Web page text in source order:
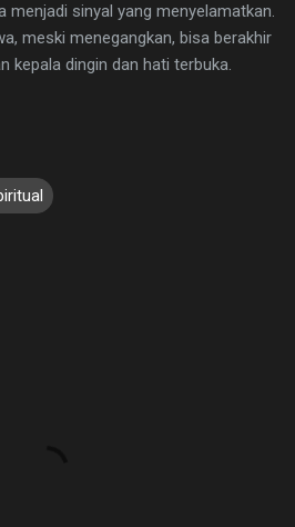
menjadi sinyal yang menyelamatkan.
meski menegangkan, bisa berakhir
kepala dingin dan hati terbuka.